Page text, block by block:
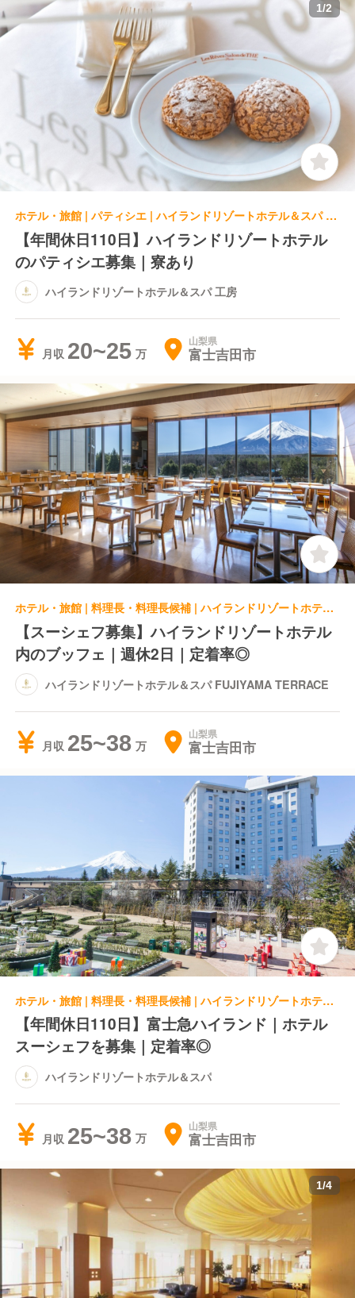
1/2
ホテル・旅館 | パティシエ | ハイランドリゾートホテル＆スパ 工房
【年間休日110日】ハイランドリゾートホテル
のパティシエ募集｜寮あり
ハイランドリゾートホテル＆スパ 工房
月収 20~25 山梨県
富士吉田市
ホテル・旅館 | 料理長・料理長候補 | ハイランドリゾートホテル＆スパ FUJIYAMA TERRACE
【スーシェフ募集】ハイランドリゾートホテル
内のブッフェ｜週休2日｜定着率◎
ハイランドリゾートホテル＆スパ FUJIYAMA TERRACE
月収 25~38 山梨県
富士吉田市
ホテル・旅館 | 料理長・料理長候補 | ハイランドリゾートホテル＆スパ
【年間休日110日】富士急ハイランド｜ホテル
スーシェフを募集｜定着率◎
ハイランドリゾートホテル＆スパ
月収 25~38 山梨県
富士吉田市
1/4